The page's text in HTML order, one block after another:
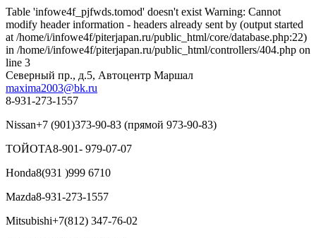
Table 'infowe4f_pjfwds.tomod' doesn't exist Warning: Cannot
modify header information - headers already sent by (output started
at /home/i/infowe4f/piterjapan.ru/public_html/core/database.php:22)
in /home/i/infowe4f/piterjapan.ru/public_html/controllers/404.php on
line 3
Северный пр., д.5, Автоцентр Маршал
maxima2003@bk.ru
8-931-273-1557
Nissan+7 (901)373-90-83 (прямой 973-90-83)
ТОЙОТА8-901- 979-07-07
Honda8(931 )999 6710
Mazda8-931-273-1557
Mitsubishi+7(812) 347-76-02